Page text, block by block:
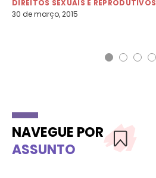
DIREITOS SEXUAIS E REPRODUTIVOS
30 de março, 2015
NAVEGUE POR
ASSUNTO